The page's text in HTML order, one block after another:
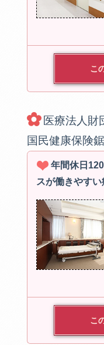
こ
医療法人
国民健康保険
年間休日
スが働きやすい
こ